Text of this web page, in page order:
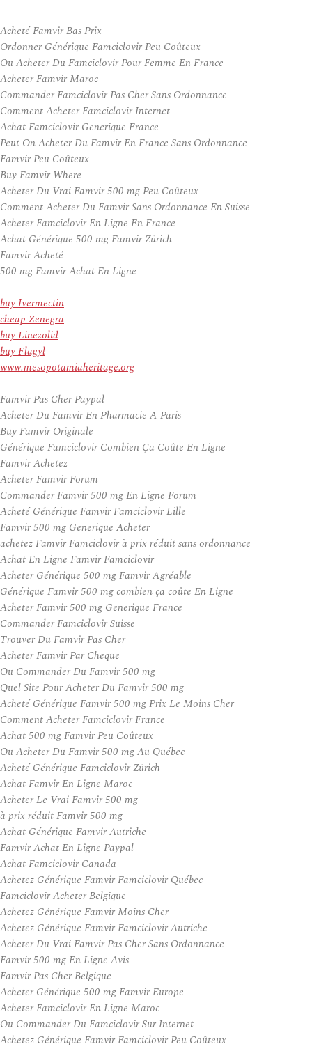
Acheté Famvir Bas Prix
Ordonner Générique Famciclovir Peu Coûteux
Ou Acheter Du Famciclovir Pour Femme En France
Acheter Famvir Maroc
Commander Famciclovir Pas Cher Sans Ordonnance
Comment Acheter Famciclovir Internet
Achat Famciclovir Generique France
Peut On Acheter Du Famvir En France Sans Ordonnance
Famvir Peu Coûteux
Buy Famvir Where
Acheter Du Vrai Famvir 500 mg Peu Coûteux
Comment Acheter Du Famvir Sans Ordonnance En Suisse
Acheter Famciclovir En Ligne En France
Achat Générique 500 mg Famvir Zürich
Famvir Acheté
500 mg Famvir Achat En Ligne
buy Ivermectin
cheap Zenegra
buy Linezolid
buy Flagyl
www.mesopotamiaheritage.org
Famvir Pas Cher Paypal
Acheter Du Famvir En Pharmacie A Paris
Buy Famvir Originale
Générique Famciclovir Combien Ça Coûte En Ligne
Famvir Achetez
Acheter Famvir Forum
Commander Famvir 500 mg En Ligne Forum
Acheté Générique Famvir Famciclovir Lille
Famvir 500 mg Generique Acheter
achetez Famvir Famciclovir à prix réduit sans ordonnance
Achat En Ligne Famvir Famciclovir
Acheter Générique 500 mg Famvir Agréable
Générique Famvir 500 mg combien ça coûte En Ligne
Acheter Famvir 500 mg Generique France
Commander Famciclovir Suisse
Trouver Du Famvir Pas Cher
Acheter Famvir Par Cheque
Ou Commander Du Famvir 500 mg
Quel Site Pour Acheter Du Famvir 500 mg
Acheté Générique Famvir 500 mg Prix Le Moins Cher
Comment Acheter Famciclovir France
Achat 500 mg Famvir Peu Coûteux
Ou Acheter Du Famvir 500 mg Au Québec
Acheté Générique Famciclovir Zürich
Achat Famvir En Ligne Maroc
Acheter Le Vrai Famvir 500 mg
à prix réduit Famvir 500 mg
Achat Générique Famvir Autriche
Famvir Achat En Ligne Paypal
Achat Famciclovir Canada
Achetez Générique Famvir Famciclovir Québec
Famciclovir Acheter Belgique
Achetez Générique Famvir Moins Cher
Achetez Générique Famvir Famciclovir Autriche
Acheter Du Vrai Famvir Pas Cher Sans Ordonnance
Famvir 500 mg En Ligne Avis
Famvir Pas Cher Belgique
Acheter Générique 500 mg Famvir Europe
Acheter Famciclovir En Ligne Maroc
Ou Commander Du Famciclovir Sur Internet
Achetez Générique Famvir Famciclovir Peu Coûteux